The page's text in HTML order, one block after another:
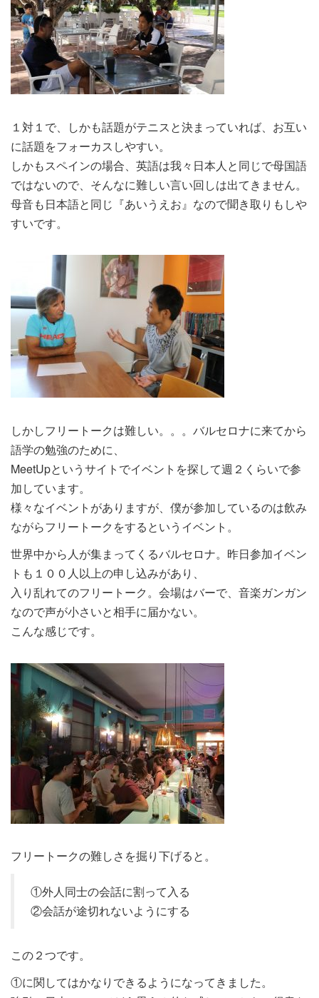
１対１で、しかも話題がテニスと決まっていれば、お互い
に話題をフォーカスしやすい。
しかもスペインの場合、英語は我々日本人と同じで母国語
ではないので、そんなに難しい言い回しは出てきません。
母音も日本語と同じ『あいうえお』なので聞き取りもしや
すいです。
しかしフリートークは難しい。。。バルセロナに来てから
語学の勉強のために、
MeetUpというサイトでイベントを探して週２くらいで参
加しています。
様々なイベントがありますが、僕が参加しているのは飲み
ながらフリートークをするというイベント。
世界中から人が集まってくるバルセロナ。昨日参加イベン
トも１００人以上の申し込みがあり、
入り乱れてのフリートーク。会場はバーで、音楽ガンガン
なので声が小さいと相手に届かない。
こんな感じです。
フリートークの難しさを掘り下げると。
①外人同士の会話に割って入る
②会話が途切れないようにする
この２つです。
①に関してはかなりできるようになってきました。